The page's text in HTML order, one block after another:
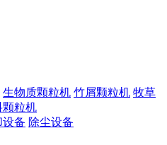
生物质颗粒机 竹屑颗粒机 牧草
颗粒机
设备 除尘设备